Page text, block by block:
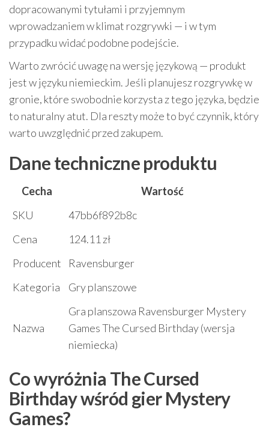
dopracowanymi tytułami i przyjemnym
wprowadzaniem w klimat rozgrywki — i w tym
przypadku widać podobne podejście.
Warto zwrócić uwagę na wersję językową — produkt
jest w języku niemieckim. Jeśli planujesz rozgrywkę w
gronie, które swobodnie korzysta z tego języka, będzie
to naturalny atut. Dla reszty może to być czynnik, który
warto uwzględnić przed zakupem.
Dane techniczne produktu
Cecha
Wartość
SKU
47bb6f892b8c
Cena
124.11 zł
Producent
Ravensburger
Kategoria
Gry planszowe
Nazwa
Gra planszowa Ravensburger Mystery
Games The Cursed Birthday (wersja
niemiecka)
Co wyróżnia The Cursed
Birthday wśród gier Mystery
Games?